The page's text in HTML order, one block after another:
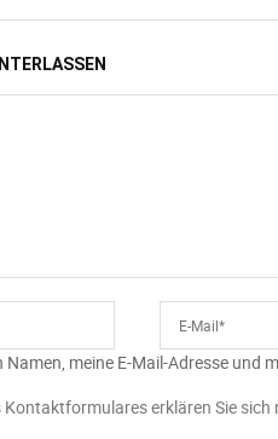
Namen, meine E-Mail-Adresse
erklären Sie